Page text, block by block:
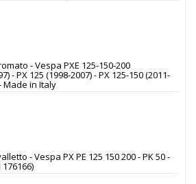
- Vespa PXE 125-150-200
- PX 125 (1998-2007) - PX 125-150 (2011-
Made in Italy
- Vespa PX PE 125 150 200 - PK 50 -
176166)